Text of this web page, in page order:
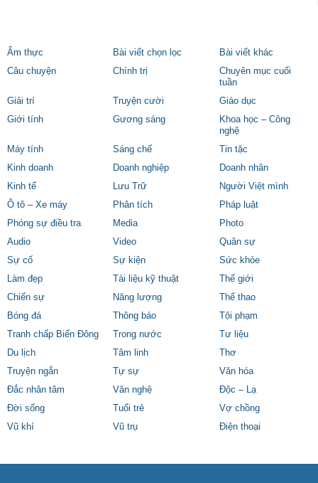
Ẩm thực Bài viết chọn lọc
Bài viết khác
Câu chuyện
Chính trị
Chuyên mục cuối
tuần
Giải trí
Truyện cười
Giáo dục
Giới tính
Gương sáng
Khoa học – Công
nghệ
Máy tính
Sáng chế
Tin tặc
Kinh doanh
Doanh nghiệp
Doanh nhân
Kinh tế
Lưu Trữ
Người Việt mình
Ô tô – Xe máy
Phân tích
Pháp luật
Phóng sự điều tra
Media
Photo
Audio
Video
Quân sự
Sự cố
Sự kiện
Sức khỏe
Làm đẹp
Tài liệu kỹ thuật
Thế giới
Chiến sự
Năng lượng
Thể thao
Bóng đá
Thông báo
Tội phạm
Tranh chấp Biển Đông
Trong nước
Tư liệu
Du lịch
Tâm linh
Thơ
Truyện ngắn
Tự sự
Văn hóa
Đắc nhân tâm
Văn nghệ
Độc – Lạ
Đời sống
Tuổi trẻ
Vợ chồng
Vũ khí
Vũ trụ Điện thoại